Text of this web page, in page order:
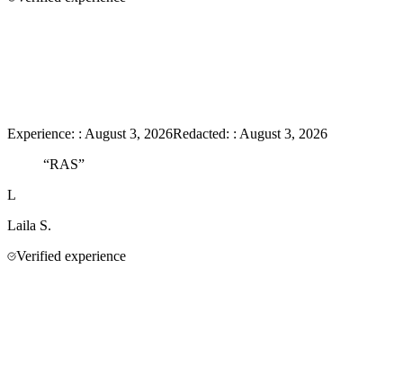
Experience: : August 3, 2026Redacted: : August 3, 2026
“RAS”
L
Laila S.
Verified experience